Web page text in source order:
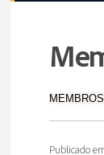
Publicado